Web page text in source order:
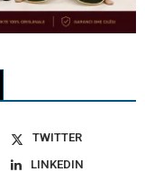
TWITTER
LINKEDIN